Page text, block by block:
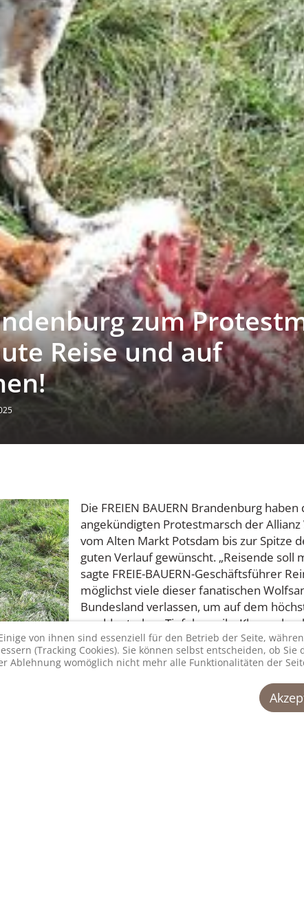
zum
Reise und auf
Die FREIEN BAUERN Brandenburg
angekündigten Protestmarsch der
vom Alten Markt Potsdam bis zur Spitze
guten Verlauf gewünscht. „Reisende soll
sagte FREIE-BAUERN-Geschäftsführer
möglichst viele dieser fanatischen
Bundesland verlassen, um auf dem
norddeutschen Tiefebene ihr
ich das nur begrüßen.“ In den
um mehr als zwanzig Prozent gesunken, erinnert
Ausbreitung eines Großraubtiers, das unsere Kälber
Raum dadurch an Wertschöpfung und Biodiversität
von ihnen sind essenziell für den Betrieb der Seite,
(Tracking Cookies). Sie können selbst entscheiden, ob Sie
Ablehnung womöglich nicht mehr alle Funktionalitäten der